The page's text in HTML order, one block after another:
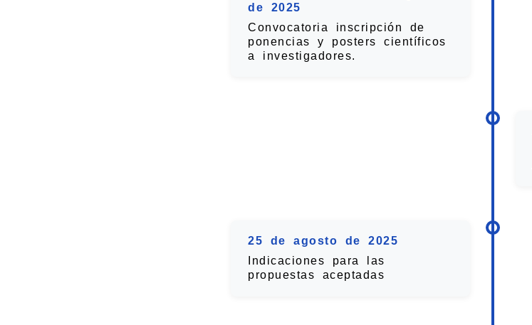
de 2025
Convocatoria inscripción de
ponencias y posters científicos
a investigadores.
25 de agosto de 2025
Indicaciones para las
propuestas aceptadas